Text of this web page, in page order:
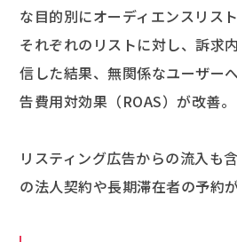
な目的別にオーディエンスリス
それぞれのリストに対し、訴求
信した結果、無関係なユーザー
告費用対効果（ROAS）が改善。
リスティング広告からの流入も
の法人契約や長期滞在者の予約